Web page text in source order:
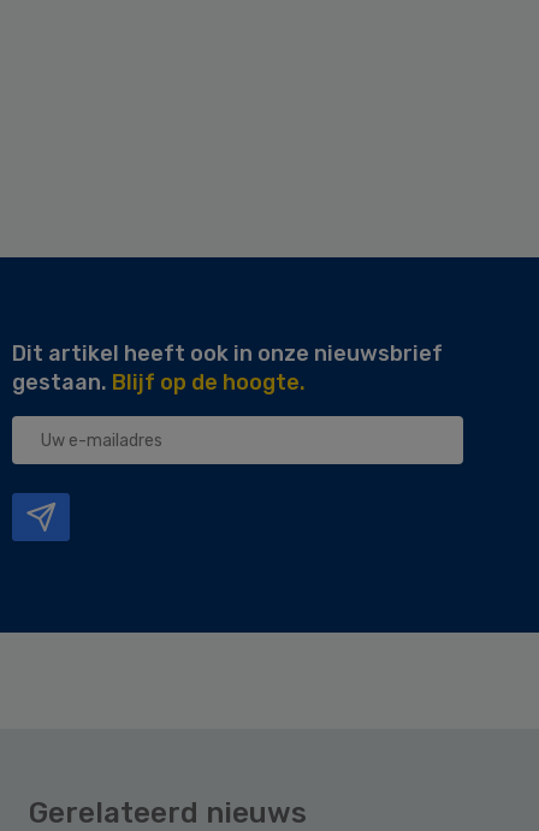
Dit artikel heeft ook in onze nieuwsbrief
gestaan. Blijf op de hoogte.
Uw
Gerelateerd nieuws